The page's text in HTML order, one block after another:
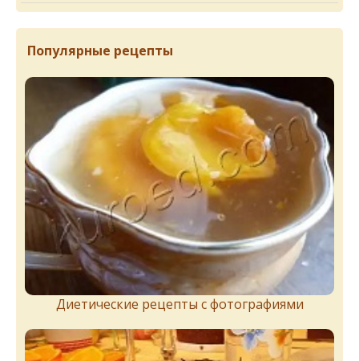
Популярные рецепты
Диетические рецепты с фотографиями